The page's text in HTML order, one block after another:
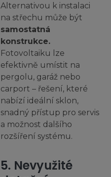
Alternativou k instalaci
na střechu může být
samostatná
konstrukce.
Fotovoltaiku lze
efektivně umístit na
pergolu, garáž nebo
carport – řešení, které
nabízí ideální sklon,
snadný přístup pro servis
a možnost dalšího
rozšíření systému.
5. Nevyužité